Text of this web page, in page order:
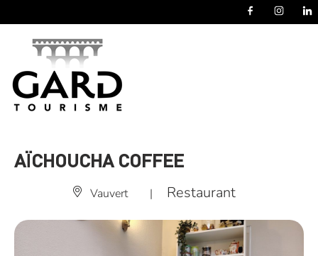
AÏCHOUCHA COFFEE
Vauvert | Restaurant